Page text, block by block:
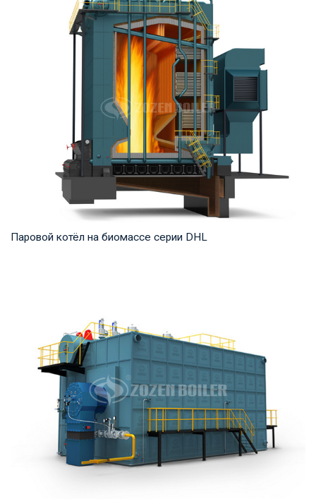
мощность продукта: 1,400-29,000 кВт Температ...
Паровой котёл на биомассе серии DHL